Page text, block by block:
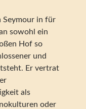
Seymour in für
sowohl ein
Hof so
und
Er vertrat
als
oder